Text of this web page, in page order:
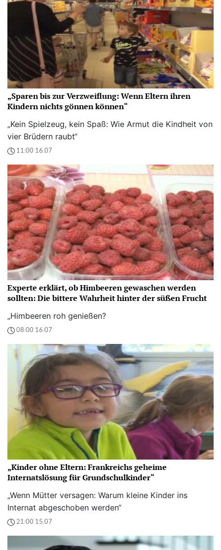
„Sparen bis zur Verzweiflung: Wenn Eltern ihren
Kindern nichts gönnen können“
„Kein Spielzeug, kein Spaß: Wie Armut die Kindheit von
vier Brüdern raubt“
11:00 16.07
Experte erklärt, ob Himbeeren gewaschen werden
sollten: Die bittere Wahrheit hinter der süßen Frucht
„Himbeeren roh genießen?
08:00 16.07
„Kinder ohne Eltern: Frankreichs geheime
Internatslösung für Grundschulkinder“
„Wenn Mütter versagen: Warum kleine Kinder ins
Internat abgeschoben werden“
21:00 15.07